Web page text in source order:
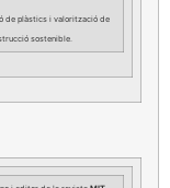
de plàstics i valorització de
sostenible.